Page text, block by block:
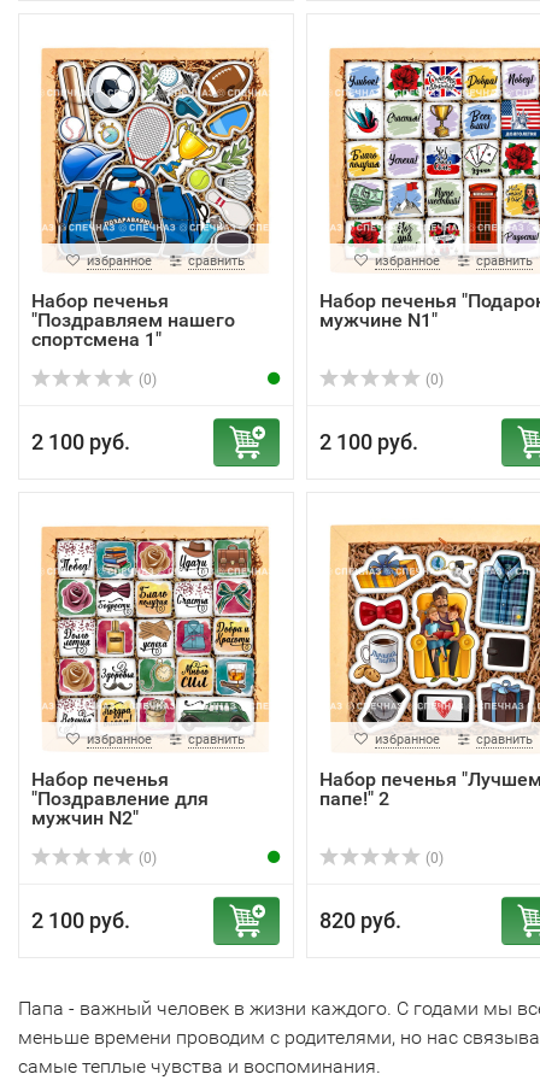
избранное сравнить
Набор печенья
"Поздравляем нашего
спортсмена 1"
(0)
2 100 руб.
избранное сравнить
Набор печенья
мужчине N1"
(0)
2 100 руб.
избранное сравнить
Набор печенья
"Поздравление для
мужчин N2"
(0)
2 100 руб.
избранное сравнить
Набор печенья
папе!" 2
(0)
820 руб.
Папа - важный человек в жизни каждого. С годами мы
меньше времени проводим с родителями, но нас
самые теплые чувства и воспоминания.